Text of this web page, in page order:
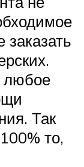
любое
Так
то,